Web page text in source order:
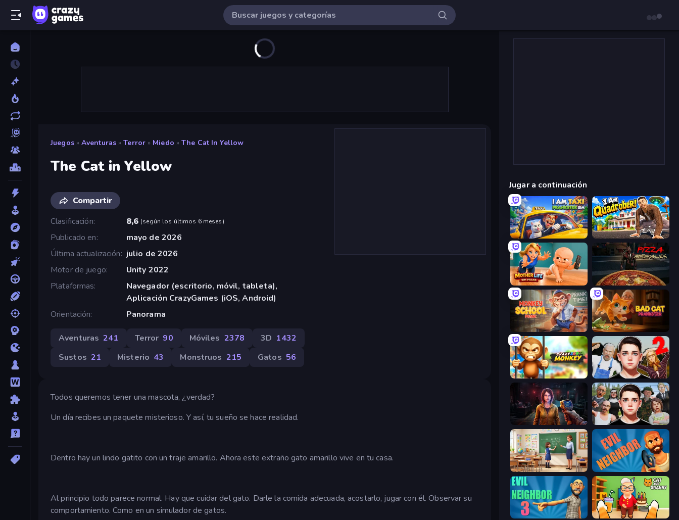
Juegos » Aventuras » Terror » Miedo » The Cat In Yellow
The Cat in Yellow
Compartir
Clasificación
8,6 (según los últimos 6 meses)
Publicado en
mayo de 2026
Última actualización
julio de 2026
Motor de juego
Unity 2022
Plataformas
Navegador (escritorio, móvil, tableta),
Aplicación CrazyGames (iOS, Android)
Orientación
Panorama
Aventuras 241 Terror 90 Móviles 2378 3D 1432
Sustos 21 Misterio 43 Monstruos 215 Gatos 56
Todos queremos tener una mascota, ¿verdad?
Un día recibes un paquete misterioso. Y así, tu sueño se hace realidad.
Dentro hay un lindo gatito con un traje amarillo. Ahora este extraño gato amarillo vive en tu casa.
Al principio todo parece normal. Hay que cuidar del gato. Darle la comida adecuada, acostarlo, jugar con él. Observar su
comportamiento. Como en un simulador de gatos.
Jugar a continuación
I Am Taxi Prankster Sim I Am Quadrober!
Mother Life Simulator: Prank Pizza Anomalies
Monkey School Prank Bad Cat Prankster
Crazy Zoo Monkey Schoolboy Escape 2
Survival Zone Zombie Outbreak Schoolboy Escape: Runaway
High School Teacher Simulator Evil Neighbor
Evil Neighbor 3 Cat and Granny